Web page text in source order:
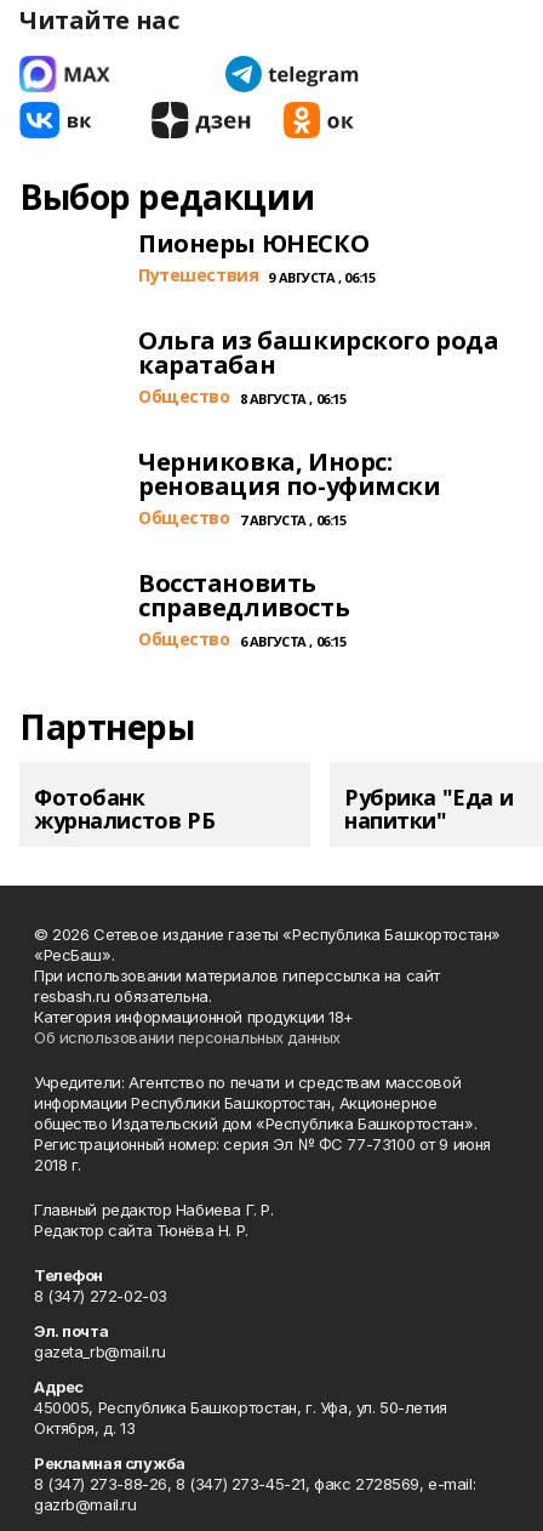
Читайте нас
Выбор редакции
Пионеры ЮНЕСКО
Путешествия 9 АВГУСТА , 06:15
Ольга из башкирского рода
каратабан
Общество 8 АВГУСТА , 06:15
Черниковка, Инорс:
реновация по-уфимски
Общество 7 АВГУСТА , 06:15
Восстановить
справедливость
Общество 6 АВГУСТА , 06:15
Партнеры
Фотобанк
журналистов РБ
Рубрика "Еда и
напитки"
© 2026 Сетевое издание газеты «Республика Башкортостан»
«РесБаш».
При использовании материалов гиперссылка на сайт
resbash.ru обязательна.
Категория информационной продукции 18+
Об использовании персональных данных
Учредители: Агентство по печати и средствам массовой
информации Республики Башкортостан, Акционерное
общество Издательский дом «Республика Башкортостан».
Регистрационный номер: серия Эл № ФС 77-73100 от 9 июня
2018 г.
Главный редактор Набиева Г. Р.
Редактор сайта Тюнёва Н. Р.
Телефон
8 (347) 272-02-03
Эл. почта
gazeta_rb@mail.ru
Адрес
450005, Республика Башкортостан, г. Уфа, ул. 50-летия
Октября, д. 13
Рекламная служба
8 (347) 273-88-26, 8 (347) 273-45-21, факс 2728569, e-mail:
gazrb@mail.ru